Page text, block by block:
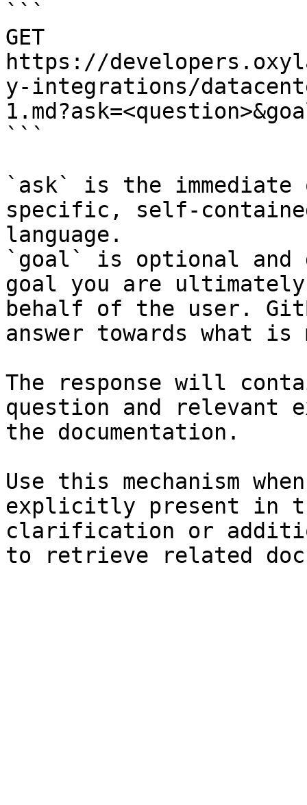
```
GET
https://
y-integrations/
```
`ask` is the
specific, self-
language.
`goal` is optional and
goal you are
behalf of the user.
answer towards what
The response will
question and relevant
the documentation.
Use this mechanism
explicitly present in
clarification or